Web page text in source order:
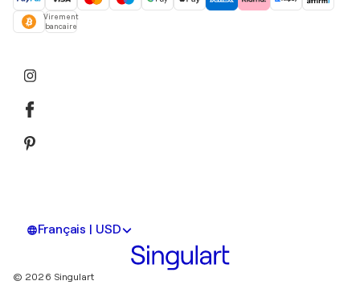
Virement
bancaire
Français | USD
© 2026 Singulart